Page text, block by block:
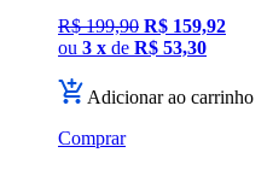
R$ 199,90 R$ 159,92
ou 3 x de R$ 53,30
Adicionar ao carrinho
Comprar